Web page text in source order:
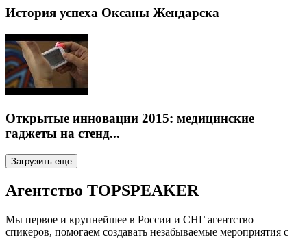
История успеха Оксаны Жендарска
Открытые инновации 2015: медицинские
гаджеты на стенд...
Загрузить еще
Агентство TOPSPEAKER
Мы первое и крупнейшее в России и СНГ агентство
спикеров, помогаем создавать незабываемые мероприятия с